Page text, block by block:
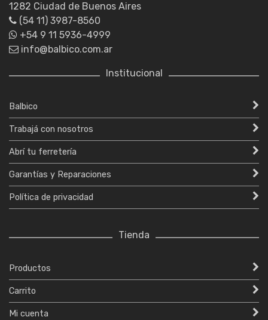
1282 Ciudad de Buenos Aires
(54 11) 3987-8560
+54 9 11 5936-4999
info@balbico.com.ar
Institucional
Balbico
Trabajá con nosotros
Abrí tu ferretería
Garantías y Reparaciones
Política de privacidad
Tienda
Productos
Carrito
Mi cuenta